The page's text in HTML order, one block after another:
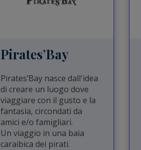
Pirates’Bay
Pirates’Bay nasce dall'idea
di creare un luogo dove
viaggiare con il gusto e la
fantasia, circondati da
amici e/o famigliari.
Un viaggio in una baia
caraibica dei pirati.